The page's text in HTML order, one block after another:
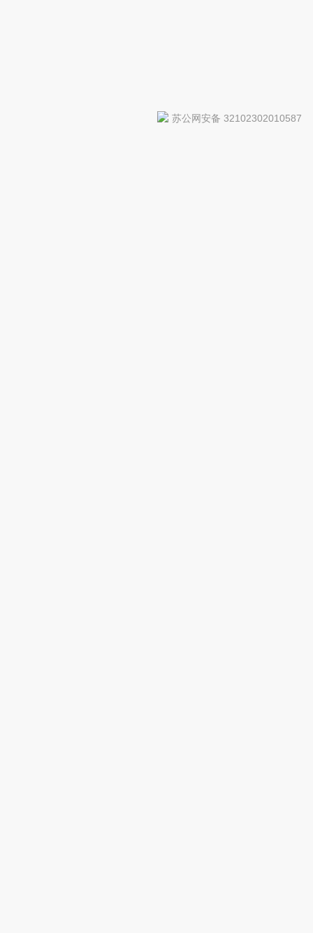
苏公网安备 32102302010587